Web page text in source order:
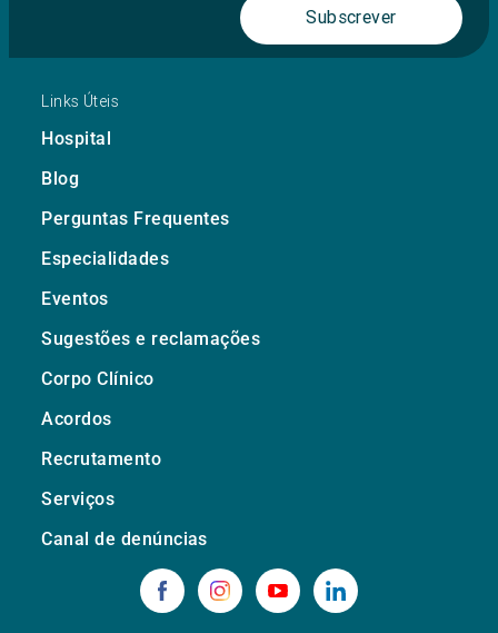
Subscrever
Links Úteis
Hospital
Blog
Perguntas Frequentes
Especialidades
Eventos
Sugestões e reclamações
Corpo Clínico
Acordos
Recrutamento
Serviços
Canal de denúncias